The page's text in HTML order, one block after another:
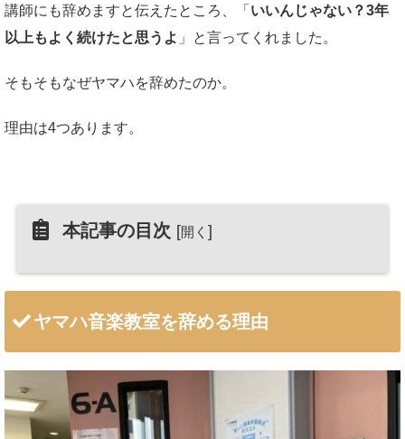
講師にも辞めますと伝えたところ、「 いいんじゃない？3年
以上もよく続けたと思うよ 」と言ってくれました。
そもそもなぜヤマハを辞めたのか。
理由は4つあります。
本記事の目次 [開く ]
ヤマハ音楽教室を辞める理由